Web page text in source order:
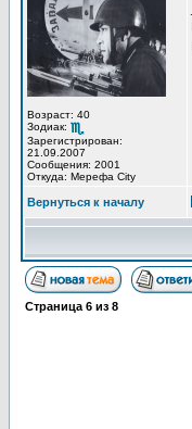
Возраст: 40
Зодиак:
Зарегистрирован:
21.09.2007
Сообщения: 2001
Откуда: Мерефа City
Вернуться к началу
Страница 6 из 8